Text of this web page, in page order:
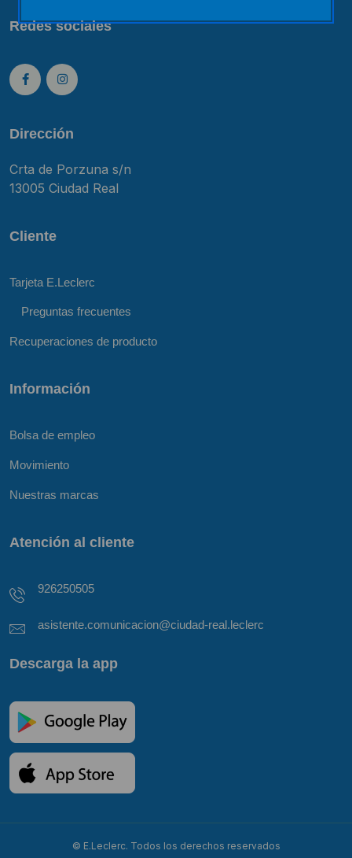
Redes sociales
Dirección
Crta de Porzuna s/n
13005 Ciudad Real
Cliente
Tarjeta E.Leclerc
Preguntas frecuentes
Recuperaciones de producto
Información
Bolsa de empleo
Movimiento
Nuestras marcas
Atención al cliente
926250505
asistente.comunicacion@ciudad-real.leclerc
Descarga la app
© E.Leclerc. Todos los derechos reservados